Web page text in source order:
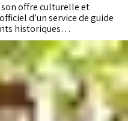
offre culturelle et
d’un service de guide
historiques
à enrichir l’expérience des
immersif et